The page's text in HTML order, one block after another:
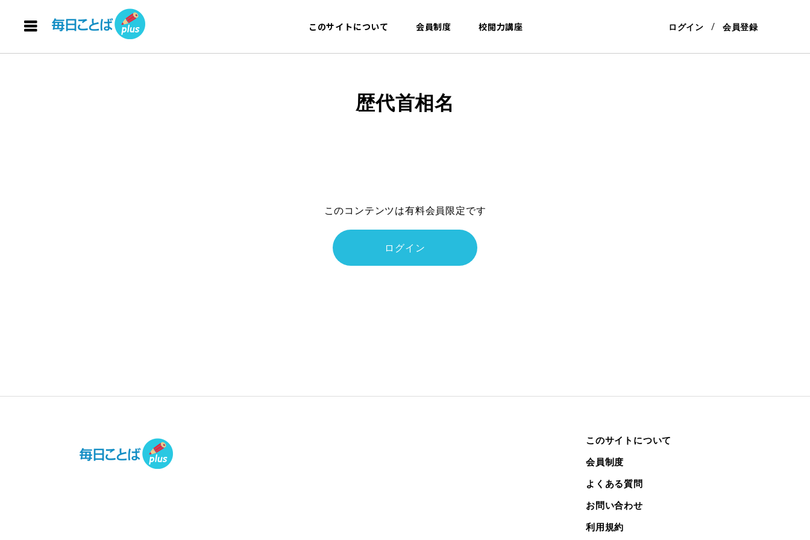
このサイトについて 会員制度 校閲力講座 ログイン 会員登録
歴代首相名
このコンテンツは有料会員限定です
ログイン
このサイトについて
会員制度
よくある質問
お問い合わせ
利用規約